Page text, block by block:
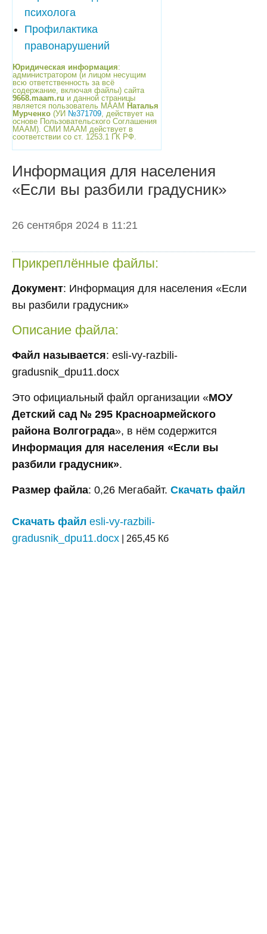
психолога
Профилактика
правонарушений
Юридическая информация:
администратором (и лицом несущим
всю ответственность за всё
содержание, включая файлы) сайта
9668.maam.ru и данной страницы
является пользователь МААМ Наталья
Мурченко (УИ №371709, действует на
основе Пользовательского Соглашения
МААМ). СМИ МААМ действует в
соответствии со ст. 1253.1 ГК РФ.
Информация для населения
«Если вы разбили градусник»
26 сентября 2024 в 11:21
Прикреплённые файлы:
Документ: Информация для населения «Если
вы разбили градусник»
Описание файла:
Файл называется: esli-vy-razbili-
gradusnik_dpu11.docx
Это официальный файл организации «МОУ
Детский сад № 295 Красноармейского
района Волгограда», в нём содержится
Информация для населения «Если вы
разбили градусник».
Размер файла: 0,26 Мегабайт. Скачать файл
Скачать файл esli-vy-razbili-
gradusnik_dpu11.docx | 265,45 Кб